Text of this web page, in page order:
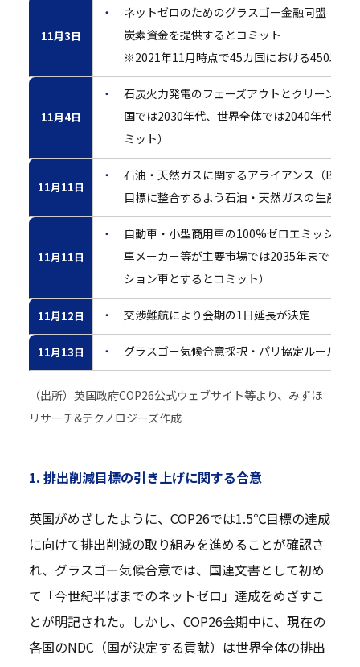
11月3日
ネットゼロのためのグラスゴー金融同盟（
炭素資金を提供するとコミット
※2021年11月時点で45カ国における450以上
11月4日
石炭火力発電のフェーズアウトとクリーン電
国では2030年代、世界全体では2040年代に
ミット）
11月11日
石油・天然ガスに関するアライアンス（
目標に整合するよう石油・天然ガスの生産・
11月11日
自動車・小型商用車の100%ゼロエミッショ
車メーカー等が主要市場では2035年までに、
ション車とするとコミット）
11月12日 交渉難航により会期の1日延長が決定
11月13日 グラスゴー気候合意採択・パリ協定ルールブ
（出所）英国政府COP26公式ウェブサイト等より、みずほ
リサーチ&テクノロジーズ作成
1. 排出削減目標の引き上げに関する合意
英国がめざしたように、COP26では1.5℃目標の達成
に向けて排出削減の取り組みを進めることが確認さ
れ、グラスゴー気候合意では、国連文書として初め
て「今世紀半ばまでのネットゼロ」達成をめざすこ
とが明記された。しかし、COP26会期中に、現在の
各国のNDC（国が決定する貢献）は世界全体の排出